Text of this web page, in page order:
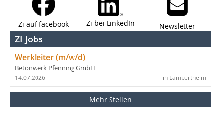
Zi auf facebook Zi bei LinkedIn Newsletter
ZI Jobs
Werkleiter (m/w/d)
Betonwerk Pfenning GmbH
in Lampertheim
14.07.2026
Mehr Stellen